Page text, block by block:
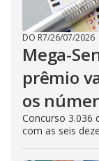
DO R7/26/07/2026
Mega-
prêmio
os
Concurso 3.036
com as seis